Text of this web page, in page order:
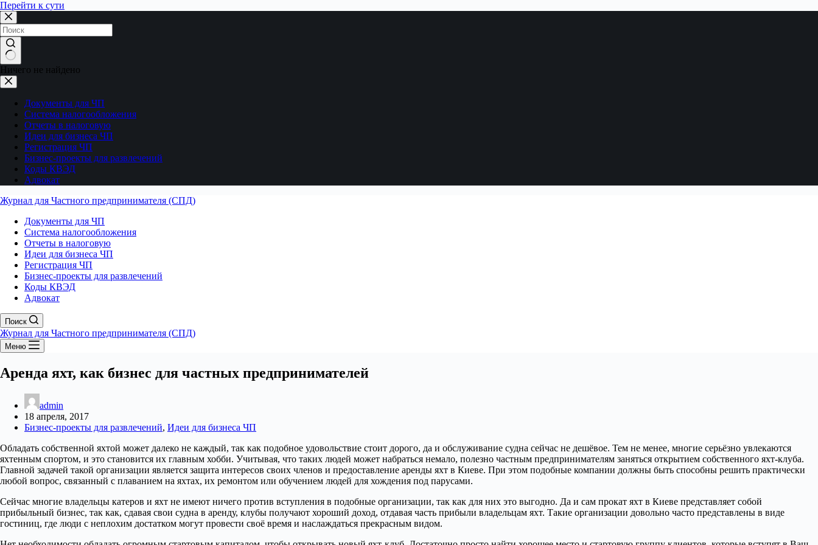
Перейти к сути
Ничего не найдено
Документы для ЧП
Система налогообложения
Отчеты в налоговую
Идеи для бизнеса ЧП
Регистрация ЧП
Бизнес-проекты для развлечений
Коды КВЭД
Адвокат
Журнал для Частного предпринимателя (СПД)
Документы для ЧП
Система налогообложения
Отчеты в налоговую
Идеи для бизнеса ЧП
Регистрация ЧП
Бизнес-проекты для развлечений
Коды КВЭД
Адвокат
Поиск
Журнал для Частного предпринимателя (СПД)
Меню
Аренда яхт, как бизнес для частных предпринимателей
admin
18 апреля, 2017
Бизнес-проекты для развлечений, Идеи для бизнеса ЧП
Обладать собственной яхтой может далеко не каждый, так как подобное удовольствие стоит дорого, да и обслуживание судна сейчас не дешёвое. Тем не менее, многие серьёзно увлекаются
яхтенным спортом, и это становится их главным хобби. Учитывая, что таких людей может набраться немало, полезно частным предпринимателям заняться открытием собственного яхт-клуба.
Главной задачей такой организации является защита интересов своих членов и предоставление аренды яхт в Киеве. При этом подобные компании должны быть способны решить практически
любой вопрос, связанный с плаванием на яхтах, их ремонтом или обучением людей для хождения под парусами.
Сейчас многие владельцы катеров и яхт не имеют ничего против вступления в подобные организации, так как для них это выгодно. Да и сам прокат яхт в Киеве представляет собой
прибыльный бизнес, так как, сдавая свои судна в аренду, клубы получают хороший доход, отдавая часть прибыли владельцам яхт. Такие организации довольно часто представлены в виде
гостиниц, где люди с неплохим достатком могут провести своё время и наслаждаться прекрасным видом.